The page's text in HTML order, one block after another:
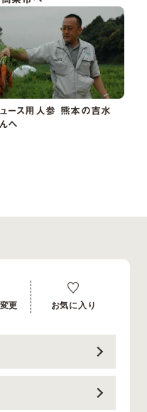
ース用人参 熊本の吉水
へ
更 お気に入り